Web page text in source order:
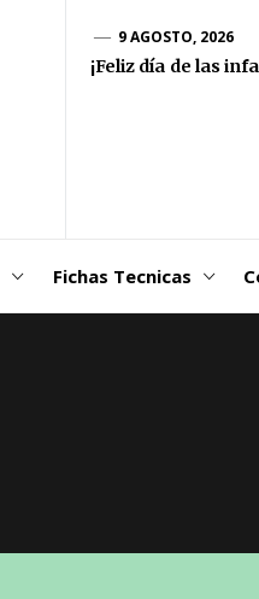
9 AGOSTO, 2026
¡Feliz día de las
Fichas Tecnicas